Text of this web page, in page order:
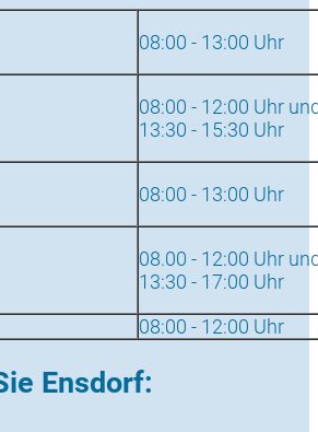
08:00 - 13:00 Uhr
08:00 - 12:00 Uhr
13:30 - 15:30 Uhr
08:00 - 13:00 Uhr
08.00 - 12:00 Uhr
13:30 - 17:00 Uhr
08:00 - 12:00 Uhr
Ensdorf: